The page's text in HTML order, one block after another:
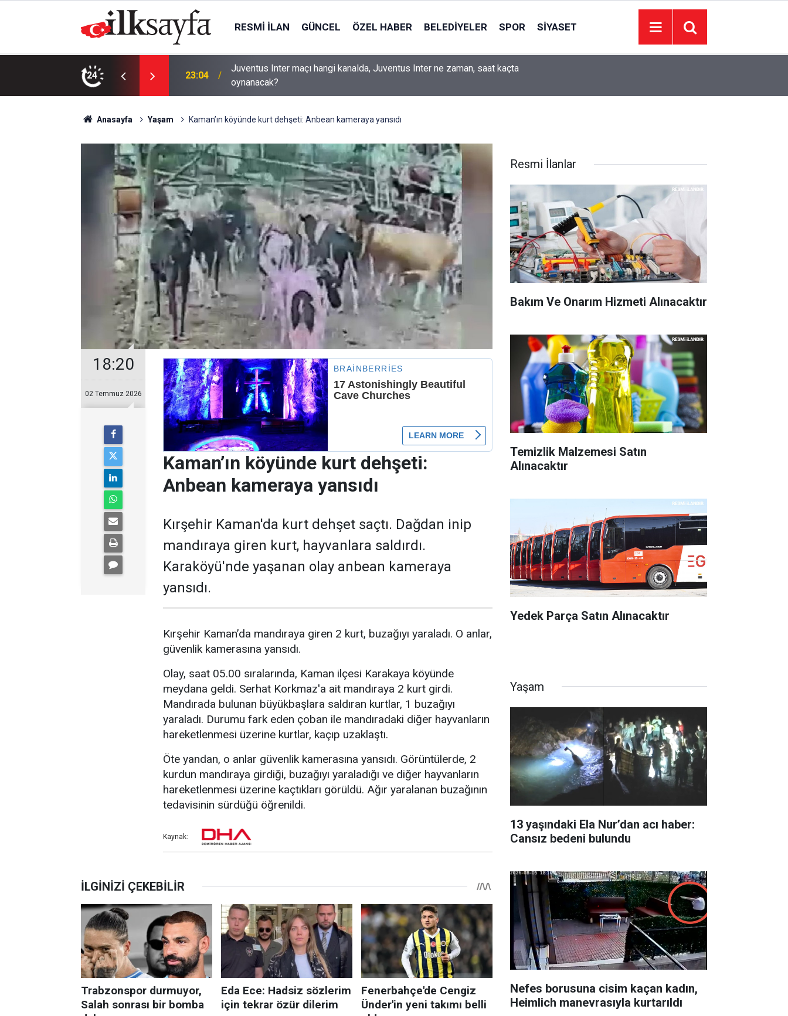
RESMI İLAN GÜNCEL ÖZEL HABER BELEDIYELER SPOR SIYASET
24
ve Araştırma Merkezi’ni Keçiören’de
23:04
Juventus Inter maçı hangi kanalda, Juventus Inter ne zaman, saat kaçta
oynanacak?
Anasayfa Yaşam Kaman’ın köyünde kurt dehşeti: Anbean kameraya yansıdı
18:20
02 Temmuz 2026
Kaman’ın köyünde kurt dehşeti:
Anbean kameraya yansıdı
Kırşehir Kaman'da kurt dehşet saçtı. Dağdan inip
mandıraya giren kurt, hayvanlara saldırdı.
Karaköyü'nde yaşanan olay anbean kameraya
yansıdı.
Kırşehir Kaman’da mandıraya giren 2 kurt, buzağıyı yaraladı. O anlar,
güvenlik kamerasına yansıdı.
Olay, saat 05.00 sıralarında, Kaman ilçesi Karakaya köyünde
meydana geldi. Serhat Korkmaz'a ait mandıraya 2 kurt girdi.
Mandırada bulunan büyükbaşlara saldıran kurtlar, 1 buzağıyı
yaraladı. Durumu fark eden çoban ile mandıradaki diğer hayvanların
hareketlenmesi üzerine kurtlar, kaçıp uzaklaştı.
Öte yandan, o anlar güvenlik kamerasına yansıdı. Görüntülerde, 2
kurdun mandıraya girdiği, buzağıyı yaraladığı ve diğer hayvanların
hareketlenmesi üzerine kaçtıkları görüldü. Ağır yaralanan buzağının
tedavisinin sürdüğü öğrenildi.
Kaynak:
Resmi İlanlar
Bakım Ve Onarım Hizmeti Alınacaktır
Temizlik Malzemesi Satın
Alınacaktır
Yedek Parça Satın Alınacaktır
Yaşam
13 yaşındaki Ela Nur’dan acı haber:
Cansız bedeni bulundu
Nefes borusuna cisim kaçan kadın,
Heimlich manevrasıyla kurtarıldı